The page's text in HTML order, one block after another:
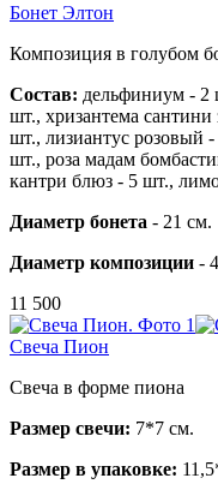
Бонет Элтон
Композиция в голубом
Состав: дельфиниум - 2
шт., хризантема сантини
шт., лизиантус розовый
шт., роза мадам
кантри блюз - 5 шт.,
Диаметр бонета - 21 см.
Диаметр композиции -
11 500
Свеча Пион
Свеча в форме пиона
Размер свечи: 7*7 см.
Размер в упаковке: